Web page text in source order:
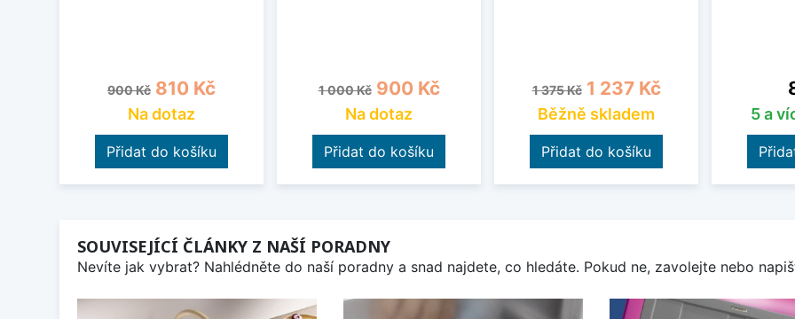
Běžná cena
900 Kč Cena
810 Kč
Na dotaz
Přidat do košíku
Běžná cena
1 000 Kč Cena
900 Kč
Na dotaz
Přidat do košíku
Běžná cena
1 375 Kč Cena
1 237 Kč
Běžně skladem
Přidat do košíku
5 a
SOUVISEJÍCÍ ČLÁNKY Z NAŠÍ PORADNY
Nevíte jak vybrat? Nahlédněte do naší poradny a snad najdete, co hledáte. Pokud ne, zavolejte nebo